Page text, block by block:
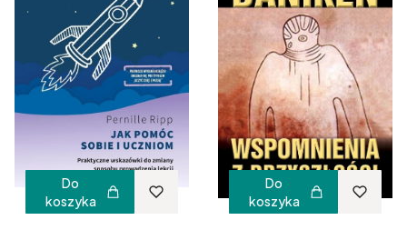
Do
koszyka
Do
koszyka